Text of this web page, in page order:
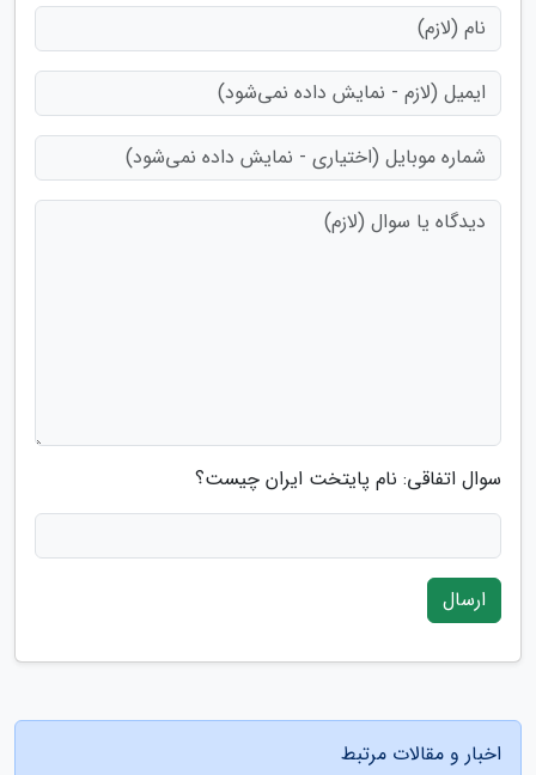
سوال اتفاقی: نام پایتخت ایران چیست؟
ارسال
اخبار و مقالات مرتبط